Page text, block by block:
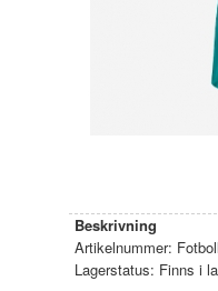
Beskrivning
Artikelnummer:
Lagerstatus: Finns i